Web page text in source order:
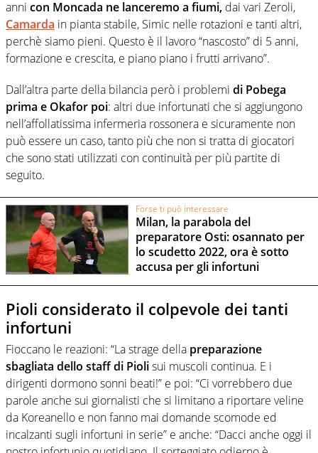
anni con Moncada ne lanceremo a fiumi, dai vari Zeroli,
Camarda in pianta stabile, Simic nelle rotazioni e tanti altri,
perchè siamo pieni. Questo è il lavoro “nascosto” di 5 anni,
formazione e crescita, e piano piano i frutti arrivano”.
Dall’altra parte della bilancia però i problemi di Pobega
prima e Okafor poi: altri due infortunati che si aggiungono
nell’affollatissima infermeria rossonera e sicuramente non
può essere un caso, tanto più che non si tratta di giocatori
che sono stati utilizzati con continuità per più partite di
seguito.
Forse ti può interessare
Milan, la parabola del
preparatore Osti: osannato per
lo scudetto 2022, ora è sotto
accusa per gli infortuni
Pioli considerato il colpevole dei tanti
infortuni
Fioccano le reazioni: “La strage della preparazione
sbagliata dello staff di Piolisui muscoli continua. E i
dirigenti dormono sonni beati!” e poi: “Ci vorrebbero due
parole anche sui giornalisti che si limitano a riportare veline
da Koreanello e non fanno mai domande scomode ed
incalzanti sugli infortuni in serie” e anche: “Dacci anche oggi il